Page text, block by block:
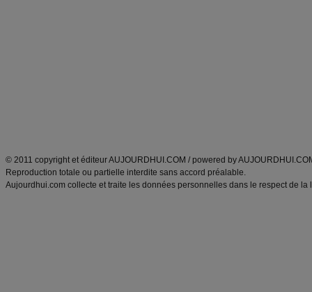
© 2011 copyright et éditeur AUJOURDHUI.COM / powered by
Reproduction totale ou partielle interdite sans accord préalable.
Aujourdhui.com collecte et traite les données personnelles dans le respect de